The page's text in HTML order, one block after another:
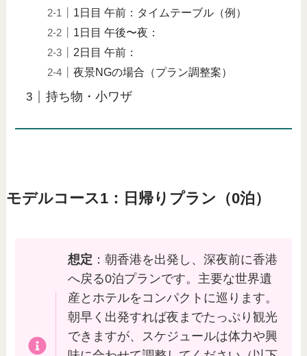
1日目 午前：タイムテーブル（例）
1日目 午後〜夜：
2日目 午前：
夜景NGの場合（プラン調整案）
持ち物・小ワザ
モデルコース1：日帰りプラン（0泊）
想定 ：朝香港を出発し、深夜前に香港
へ戻る0泊プランです。主要な世界遺
産とホテルをコンパクトに巡ります。
朝早く出発すれば夜までたっぷり観光
できますが、スケジュールは体力や興